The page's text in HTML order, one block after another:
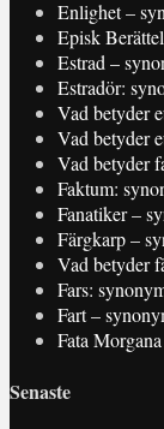
Enlighet –
Episk
Estrad –
Estradör:
Vad betyder
Vad betyder
Vad betyder
Faktum:
Fanatiker –
Färgkarp –
Vad betyder
Fars:
Fart –
Fata
Senaste